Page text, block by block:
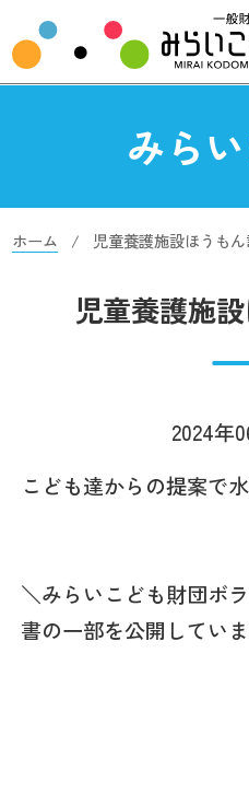
みら
ホーム 児童養護施設ほうも
児童養護施
2024年
こども達からの提案で
＼みらいこども財団ボ
書の一部を公開してい